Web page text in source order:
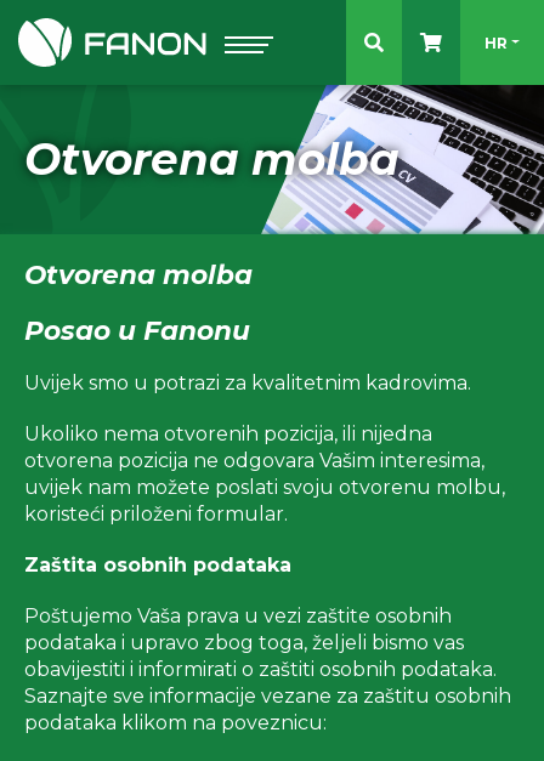
HR
Otvorena molba
Otvorena molba
Posao u Fanonu
Uvijek smo u potrazi za kvalitetnim kadrovima.
Ukoliko nema otvorenih pozicija, ili nijedna
otvorena pozicija ne odgovara Vašim interesima,
uvijek nam možete poslati svoju otvorenu molbu,
koristeći priloženi formular.
Zaštita osobnih podataka
Poštujemo Vaša prava u vezi zaštite osobnih
podataka i upravo zbog toga, željeli bismo vas
obavijestiti i informirati o zaštiti osobnih podataka.
Saznajte sve informacije vezane za zaštitu osobnih
podataka klikom na poveznicu: